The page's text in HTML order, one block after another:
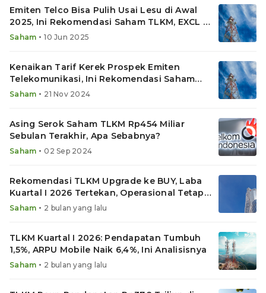
Emiten Telco Bisa Pulih Usai Lesu di Awal
2025, Ini Rekomendasi Saham TLKM, EXCL &
ISAT
Saham • 10 Jun 2025
Kenaikan Tarif Kerek Prospek Emiten
Telekomunikasi, Ini Rekomendasi Saham
TLKM, ISAT dan EXCL
Saham • 21 Nov 2024
Asing Serok Saham TLKM Rp454 Miliar
Sebulan Terakhir, Apa Sebabnya?
Saham • 02 Sep 2024
Rekomendasi TLKM Upgrade ke BUY, Laba
Kuartal I 2026 Tertekan, Operasional Tetap
Solid
Saham • 2 bulan yang lalu
TLKM Kuartal I 2026: Pendapatan Tumbuh
1,5%, ARPU Mobile Naik 6,4%, Ini Analisisnya
Saham • 2 bulan yang lalu